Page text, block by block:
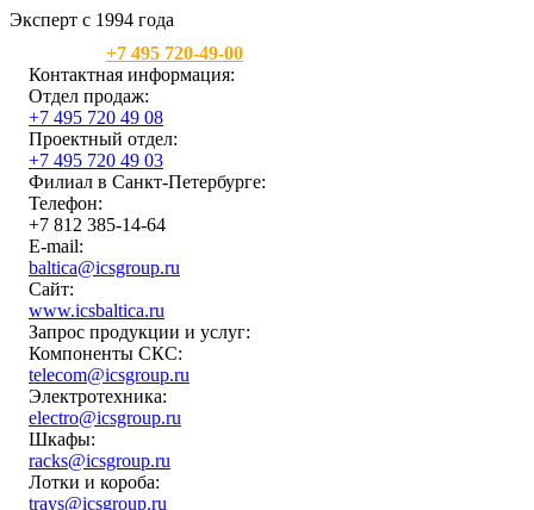
Эксперт с 1994 года
+7 495 720-49-00
Контактная информация:
Отдел продаж:
+7 495 720 49 08
Проектный отдел:
+7 495 720 49 03
Филиал в Санкт-Петербурге:
Телефон:
+7 812 385-14-64
E-mail:
baltica@icsgroup.ru
Сайт:
www.icsbaltica.ru
Запрос продукции и услуг:
Компоненты СКС:
telecom@icsgroup.ru
Электротехника:
electro@icsgroup.ru
Шкафы:
racks@icsgroup.ru
Лотки и короба:
trays@icsgroup.ru